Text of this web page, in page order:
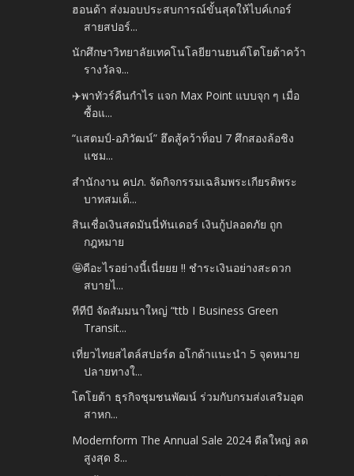
ฮอนด้า ส่งมอบประสบการณ์ขั้นสุดให้ไบค์เกอร์
สายสปอร์...
นักศึกษาวิทยาลัยเทคโนโลยียานยนต์โตโยต้าคว้า
รางวัลจ...
✈️พาทัวร์คืนกำไร แจก Max Point แบบจุก ๆ เมื่อ
ซื้อแ...
“แสตมป์-อภิวัฒน์” ฮึดสู้คว้าท็อป 7 ศึกสองล้อชิง
แชม...
สำนักงาน คปภ. จัดกิจกรรมเฉลิมพระเกียรติพระ
บาทสมเด็...
สินเชื่อเงินสดมันนี่ทันเดอร์ เงินกู้ปลอดภัย ถูก
กฎหมาย
🤩ดีอะไรอย่างนี้เนี่ยยย !! ชำระเงินอย่างสะดวก
สบายไ...
ทีทีบี จัดสัมมนาใหญ่ “ttb I Business Green
Transit...
เที่ยวไทยสไตล์สปอร์ต อโกด้าแนะนำ 5 จุดหมาย
ปลายทางใ...
โตโยต้า ธุรกิจชุมชนพัฒน์ ร่วมกับกรมส่งเสริมอุต
สาหก...
Modernform The Annual Sale 2024 ดีลใหญ่ ลด
สูงสุด 8...